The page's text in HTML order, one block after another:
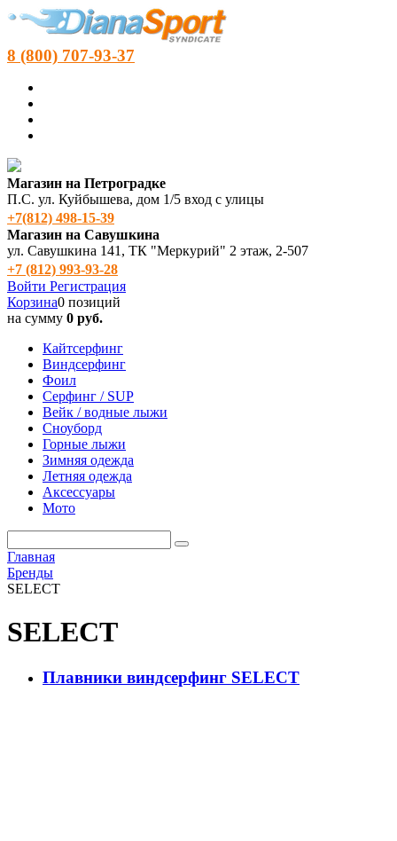
8 (800) 707-93-37
Магазин на Петроградке
П.С. ул. Куйбышева, дом 1/5 вход с улицы
+7(812) 498‑15-39
Магазин на Савушкина
ул. Савушкина 141, ТК "Меркурий" 2 этаж, 2-507
+7 (812) 993-93-28
Войти Регистрация
Корзина0 позиций
на сумму 0 руб.
Кайтсерфинг
Виндсерфинг
Фоил
Серфинг / SUP
Вейк / водные лыжи
Сноуборд
Горные лыжи
Зимняя одежда
Летняя одежда
Аксессуары
Мото
Главная
Бренды
SELECT
SELECT
Плавники виндсерфинг SELECT